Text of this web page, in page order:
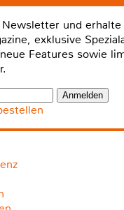
und
exklusive
Features sowie